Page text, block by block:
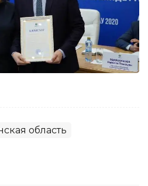
область